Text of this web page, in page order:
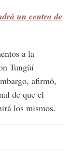
un centro de
a la
Tungüí
afirmó,
de que el
los mismos.